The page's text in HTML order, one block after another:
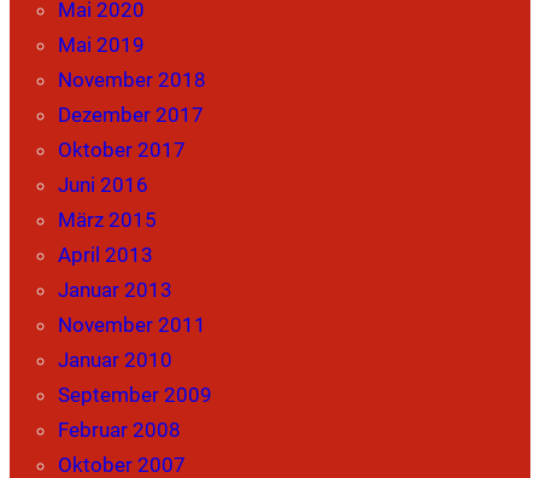
Mai 2020
Mai 2019
November 2018
Dezember 2017
Oktober 2017
Juni 2016
März 2015
April 2013
Januar 2013
November 2011
Januar 2010
September 2009
Februar 2008
Oktober 2007